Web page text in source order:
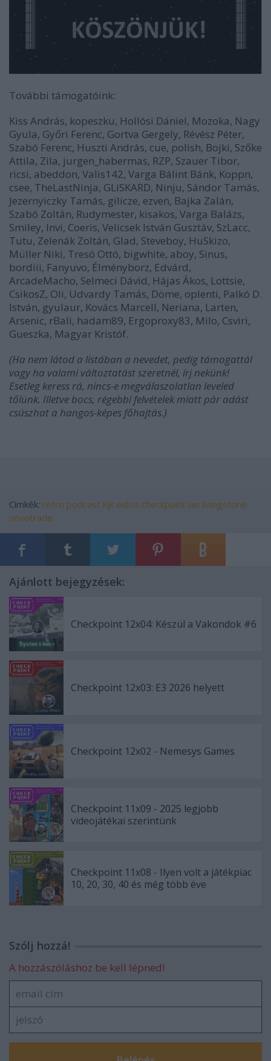
További támogatóink:
Kiss András, kopeszku, Hollósi Dániel, Mozoka, Nagy
Gyula, Győri Ferenc, Gortva Gergely, Révész Péter,
Szabó Ferenc, Huszti András, cue, polish, Bojki, Szőke
Attila, Zila, jurgen_habermas, RZP, Szauer Tibor,
ricsi, abeddon, Valis142, Varga Bálint Bánk, Koppn,
csee, TheLastNinja, GLiSKARD, Ninju, Sándor Tamás,
Jezernyiczky Tamás, gilicze, ezven, Bajka Zalán,
Szabó Zoltán, Rudymester, kisakos, Varga Balázs,
Smiley, Invi, Coeris, Velicsek István Gusztáv, SzLacc,
Tutu, Zelenák Zoltán, Glad, Steveboy, HuSkizo,
Müller Niki, Tresó Ottó, bigwhite, aboy, Sinus,
bordiii, Fanyuvo, Élményborz, Edvárd,
ArcadeMacho, Selmeci Dávid, Hájas Ákos, Lottsie,
CsikosZ, Oli, Udvardy Tamás, Döme, oplenti, Palkó D.
István, gyulaur, Kovács Marcell, Neriana, Larten,
Arsenic, rBali, hadam89, Ergoproxy83, Milo, Csviri,
Gueszka, Magyar Kristóf.
(Ha nem látod a listában a nevedet, pedig támogattál
vagy ha valami változtatást szeretnél, írj nekünk!
Esetleg keress rá, nincs-e megválaszolatlan leveled
tőlünk. Illetve bocs, régebbi felvételek miatt pár adást
csúszhat a hangos-képes főhajtás.)
Címkék: retro podcast kjk eidos checkpoint ian livingstone
novotrade
Ajánlott bejegyzések:
Checkpoint 12x04: Készül a Vakondok #6
Checkpoint 12x03: E3 2026 helyett
Checkpoint 12x02 - Nemesys Games
Checkpoint 11x09 - 2025 legjobb
videojátékai szerintünk
Checkpoint 11x08 - Ilyen volt a játékpiac
10, 20, 30, 40 és még több éve
Szólj hozzá!
A hozzászóláshoz be kell lépned!